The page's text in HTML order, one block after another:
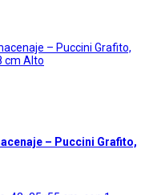
– Puccini Grafito,